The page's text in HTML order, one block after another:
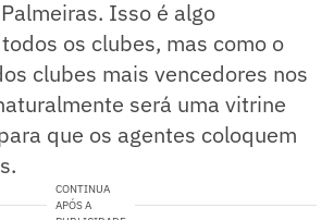
Isso é algo
os clubes, mas como o
clubes mais vencedores nos
será uma vitrine
que os agentes coloquem
CONTINUA
APÓS A